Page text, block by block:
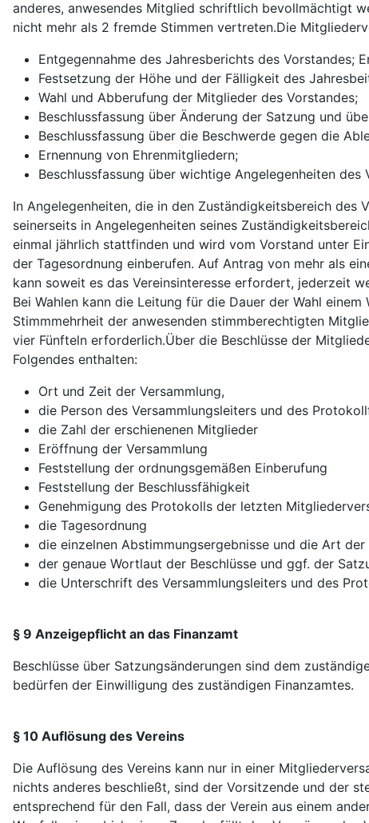
anderes, anwesendes Mitglied schriftlich bevollmächtigt
nicht mehr als 2 fremde Stimmen vertreten.Die
Entgegennahme des Jahresberichts des Vorstandes;
Festsetzung der Höhe und der Fälligkeit des
Wahl und Abberufung der Mitglieder des Vorstandes;
Beschlussfassung über Änderung der Satzung und
Beschlussfassung über die Beschwerde gegen die
Ernennung von Ehrenmitgliedern;
Beschlussfassung über wichtige Angelegenheiten
In Angelegenheiten, die in den Zuständigkeitsbereich des
seinerseits in Angelegenheiten seines
einmal jährlich stattfinden und wird vom Vorstand unter
der Tagesordnung einberufen. Auf Antrag von mehr als
kann soweit es das Vereinsinteresse erfordert, jederzeit
Bei Wahlen kann die Leitung für die Dauer der Wahl
Stimmmehrheit der anwesenden stimmberechtigten
vier Fünfteln erforderlich.Über die Beschlüsse der
Folgendes enthalten:
Ort und Zeit der Versammlung,
die Person des Versammlungsleiters und des
die Zahl der erschienenen Mitglieder
Eröffnung der Versammlung
Feststellung der ordnungsgemäßen Einberufung
Feststellung der Beschlussfähigkeit
Genehmigung des Protokolls der letzten
die Tagesordnung
die einzelnen Abstimmungsergebnisse und die Art der
der genaue Wortlaut der Beschlüsse und ggf. der
die Unterschrift des Versammlungsleiters und des
§ 9 Anzeigepflicht an das Finanzamt
Beschlüsse über Satzungsänderungen sind dem
bedürfen der Einwilligung des zuständigen Finanzamtes.
§ 10 Auflösung des Vereins
Die Auflösung des Vereins kann nur in einer
nichts anderes beschließt, sind der Vorsitzende und der
entsprechend für den Fall, dass der Verein aus einem